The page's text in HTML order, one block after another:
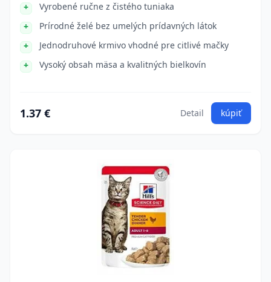
Vyrobené ručne z čistého tuniaka
Prírodné želé bez umelých prídavných látok
Jednodruhové krmivo vhodné pre citlivé mačky
Vysoký obsah mäsa a kvalitných bielkovín
1.37 € Detail kúpiť